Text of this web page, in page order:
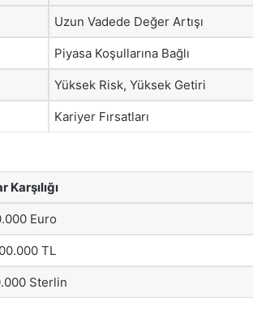
Uzun Vadede Değer Artışı
Piyasa Koşullarına Bağlı
Yüksek Risk, Yüksek Getiri
Kariyer Fırsatları
Karşılığı
Euro
TL
Sterlin